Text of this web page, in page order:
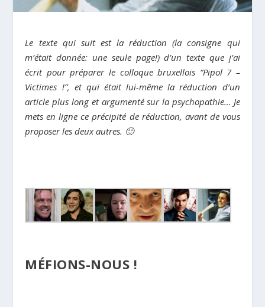
Le texte qui suit est la réduction (la consigne qui
m’était donnée: une seule page!) d’un texte que j’ai
écrit pour préparer le colloque bruxellois “Pipol 7 –
Victimes !”, et qui était lui-même la réduction d’un
article plus long et argumenté sur la psychopathie… Je
mets en ligne ce précipité de réduction, avant de vous
proposer les deux autres. 🙂
MÉFIONS-NOUS !